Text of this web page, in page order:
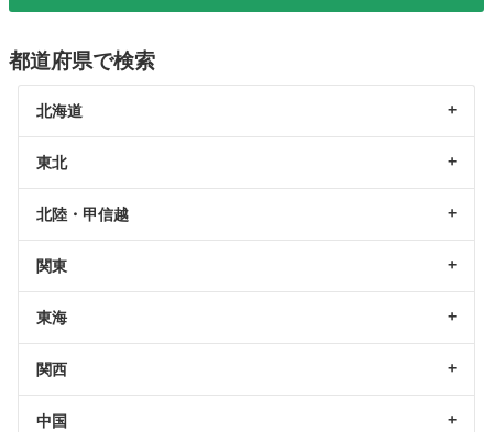
都道府県で検索
北海道
東北
北陸・甲信越
関東
東海
関西
中国